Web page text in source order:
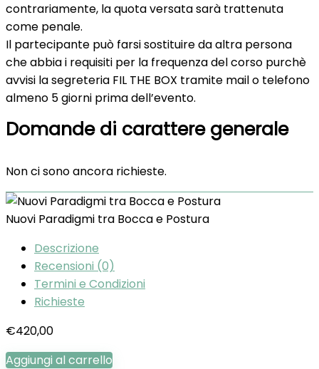
contrariamente, la quota versata sarà trattenuta
come penale.
Il partecipante può farsi sostituire da altra persona
che abbia i requisiti per la frequenza del corso purchè
avvisi la segreteria FIL THE BOX tramite mail o telefono
almeno 5 giorni prima dell’evento.
Domande di carattere generale
Non ci sono ancora richieste.
Nuovi Paradigmi tra Bocca e Postura
Descrizione
Recensioni (0)
Termini e Condizioni
Richieste
€420,00
Aggiungi al carrello